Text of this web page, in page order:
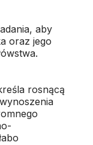
aby
oraz jego
rosnącą